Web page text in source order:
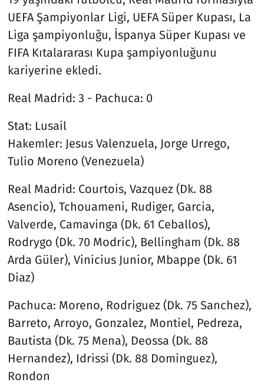
UEFA Şampiyonlar Ligi, UEFA Süper Kupası, La
Liga şampiyonluğu, İspanya Süper Kupası ve
FIFA Kıtalararası Kupa şampiyonluğunu
kariyerine ekledi.
Real Madrid: 3 - Pachuca: 0
Stat: Lusail
Hakemler: Jesus Valenzuela, Jorge Urrego,
Tulio Moreno (Venezuela)
Real Madrid: Courtois, Vazquez (Dk. 88
Asencio), Tchouameni, Rudiger, Garcia,
Valverde, Camavinga (Dk. 61 Ceballos),
Rodrygo (Dk. 70 Modric), Bellingham (Dk. 88
Arda Güler), Vinicius Junior, Mbappe (Dk. 61
Diaz)
Pachuca: Moreno, Rodriguez (Dk. 75 Sanchez),
Barreto, Arroyo, Gonzalez, Montiel, Pedreza,
Bautista (Dk. 75 Mena), Deossa (Dk. 88
Hernandez), Idrissi (Dk. 88 Dominguez),
Rondon